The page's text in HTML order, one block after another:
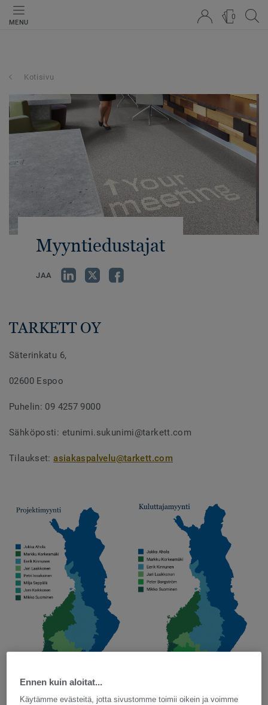
MENU
0
Kotisivu
Myyntiedustajat
JAA
TARKETT OY
Säterinkatu 6,
02600 Espoo
Puhelin: 09 4257 9000
Sähköposti: etunimi.sukunimi@tarkett.com
Tilaukset:asiakaspalvelu@tarkett.com
Ennen kuin aloitat...
Käytämme evästeitä, jotta sivustomme toimii oikein ja voimme